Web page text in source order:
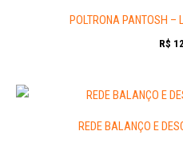
POLTRONA PANTOSH –
R$
REDE BALANÇO E